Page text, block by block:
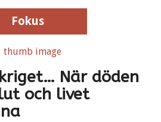
Fokus
När döden
och livet